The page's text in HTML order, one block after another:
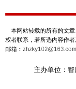
本网站转载的所有的文章
权者联系，若所选内容作
邮箱： zhzky102@163.com
主办单位：